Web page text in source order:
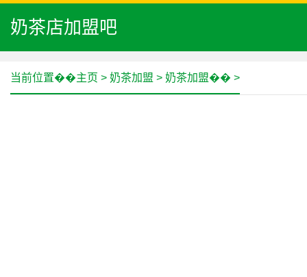
奶茶店加盟吧
当前位置��主页 > 奶茶加盟 > 奶茶加盟�� >